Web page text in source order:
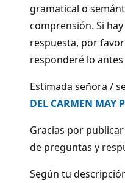
u
a
ó
n
gramatical o
comprensión. Si
respuesta, por
responderé lo
Estimada señora /
DEL CARMEN MAY
Gracias por
de preguntas y
Según tu